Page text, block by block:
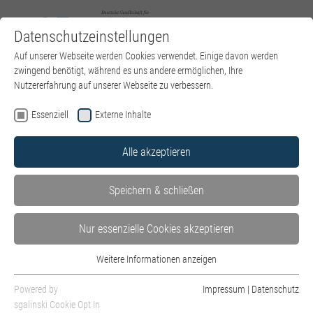
Zum Hauptinhalt springen
Sie sind hier:
DGPT e.V. News Artikel
Weiterbildung für Psychotherapeut:innen: Gleiche
Chancen für alle Psychotherapieverfahren in der
stationären Weiterbildung für
Psychotherapeut:innen!
Juni 2025 - Stellungnahme
Weiterbildung
für
Datenschutzeinstellungen
Auf unserer Webseite werden Cookies verwendet. Einige davon werden
zwingend benötigt, während es uns andere ermöglichen, Ihre
Nutzererfahrung auf unserer Webseite zu verbessern.
Essenziell Externe Inhalte
Alle akzeptieren
Speichern & schließen
Nur essenzielle Cookies akzeptieren
Essenzielle Cookies werden für grundlegende Funktionen der Webseite
benötigt. Dadurch ist gewährleistet, dass die Webseite einwandfrei
Weitere Informationen anzeigen
Powered by
sgalinski Cookie Opt In
Impressum | Datenschutz